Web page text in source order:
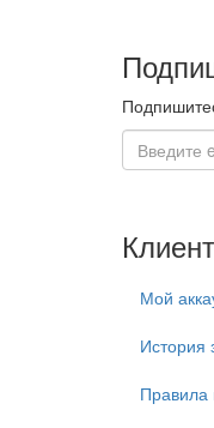
Мой
История
Правила